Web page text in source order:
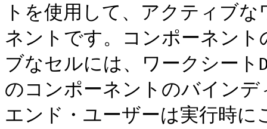
トを使用して、アクティブ
ネントです。コンポーネン
ブなセルには、ワークシート
のコンポーネントのバイン
エンド・ユーザーは実行時